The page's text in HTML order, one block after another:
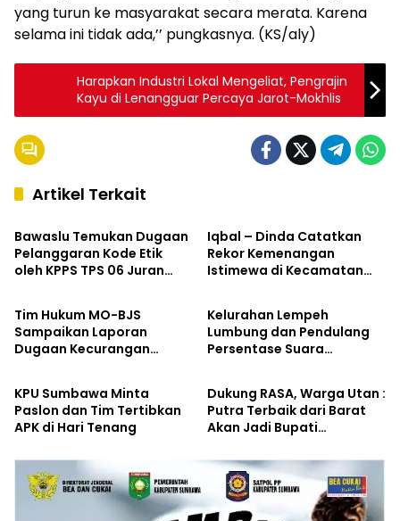
yang turun ke masyarakat secara merata. Karena
selama ini tidak ada,’’ pungkasnya. (KS/aly)
Harapkan Industri Lokal Mengeliat, Pengrajin
Kayu di Lenangguar Percaya Jarot-Mokhlis
Artikel Terkait
Hukum & Kriminal
Bawaslu Temukan Dugaan
Pelanggaran Kode Etik
oleh KPPS TPS 06 Juran
Iqbal – Dinda Catatkan
Rekor Kemenangan
Istimewa di Kecamatan
Kabar Pilkada
Tim Hukum MO-BJS
Sampaikan Laporan
Dugaan Kecurangan
Kabar Pilkada
Kelurahan Lempeh
Lumbung dan Pendulang
Persentase Suara
Kabar Pilkada
KPU Sumbawa Minta
Paslon dan Tim Tertibkan
APK di Hari Tenang
Kabar Pilkada
Dukung RASA, Warga Utan :
Putra Terbaik dari Barat
Akan Jadi Bupati